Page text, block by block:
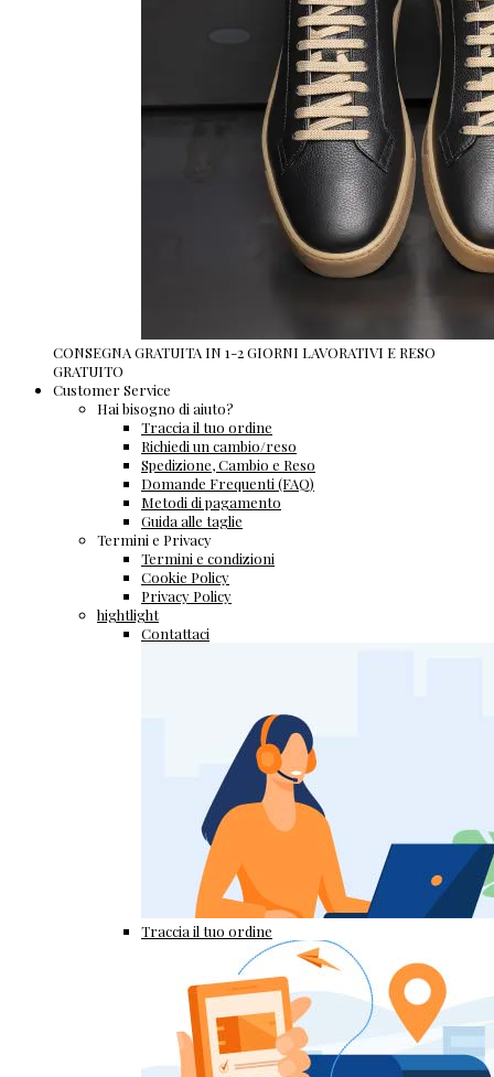
CONSEGNA GRATUITA IN 1-2 GIORNI LAVORATIVI E RESO
GRATUITO
Customer Service
Hai bisogno di aiuto?
Traccia il tuo ordine
Richiedi un cambio/reso
Spedizione, Cambio e Reso
Domande Frequenti (FAQ)
Metodi di pagamento
Guida alle taglie
Termini e Privacy
Termini e condizioni
Cookie Policy
Privacy Policy
hightlight
Contattaci
Traccia il tuo ordine